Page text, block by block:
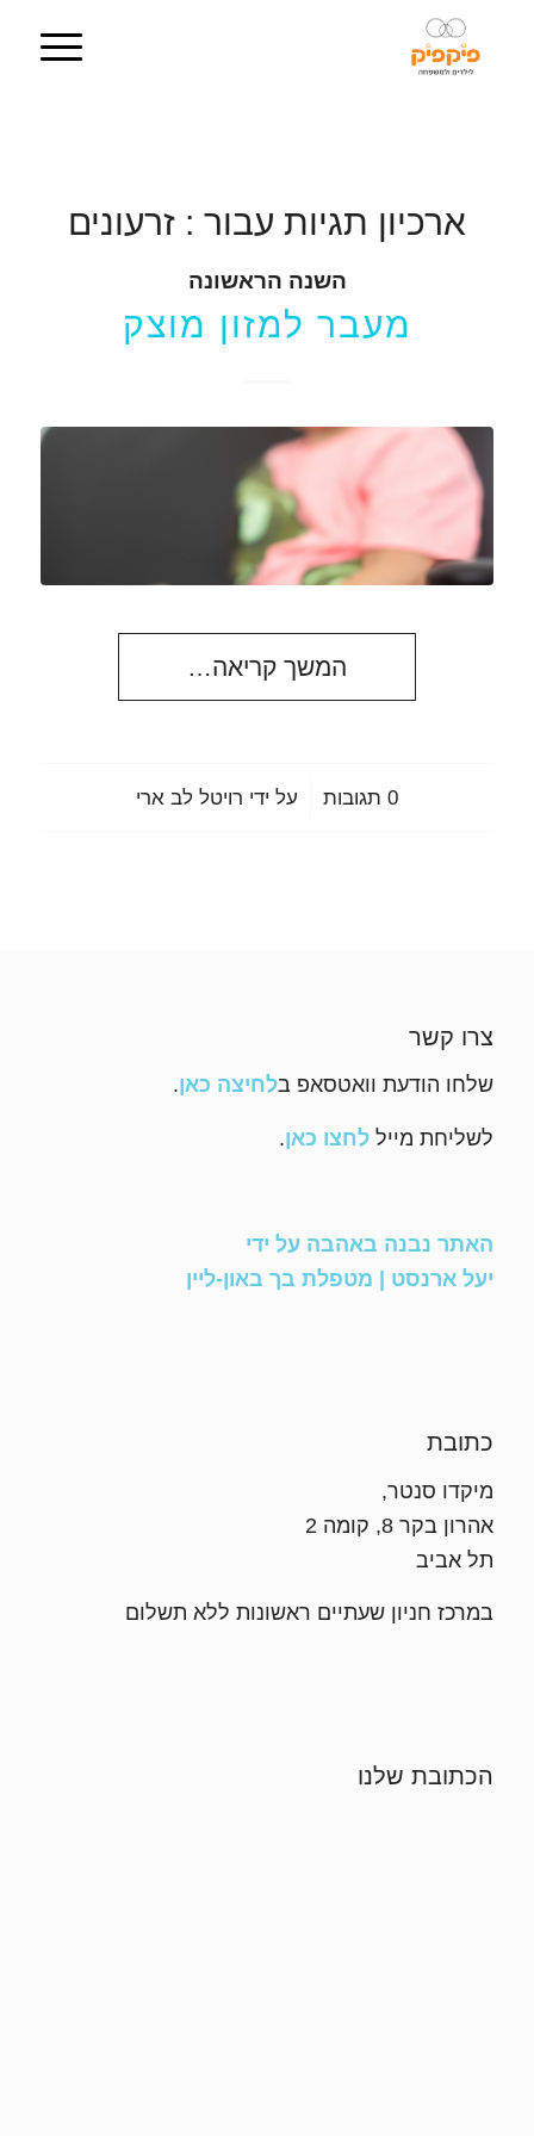
ארכיון תגיות עבור : זרעונים
השנה הראשונה
מעבר למזון מוצק
המשך קריאה…
0 תגובות
/ על ידי רויטל לב ארי
צרו קשר
שלחו הודעת וואטסאפ בלחיצה כאן.
לשליחת מייל לחצו כאן.
האתר נבנה באהבה על ידי
יעל ארנסט | מטפלת בך באון-ליין
כתובת
מיקדו סנטר,
אהרון בקר 8, קומה 2
תל אביב
במרכז חניון שעתיים ראשונות ללא תשלום
הכתובת שלנו